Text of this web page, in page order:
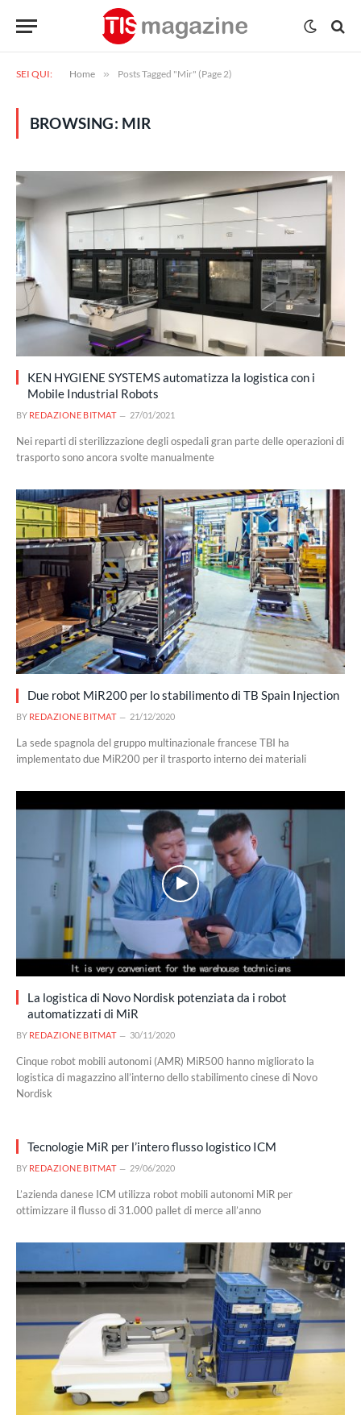
SEI QUI: Home » Posts Tagged "Mir" (Page 2)
BROWSING: MIR
KEN HYGIENE SYSTEMS automatizza la logistica con i
Mobile Industrial Robots
BY REDAZIONE BITMAT 27/01/2021
Nei reparti di sterilizzazione degli ospedali gran parte delle operazioni di
trasporto sono ancora svolte manualmente
Due robot MiR200 per lo stabilimento di TB Spain Injection
BY REDAZIONE BITMAT 21/12/2020
La sede spagnola del gruppo multinazionale francese TBI ha
implementato due MiR200 per il trasporto interno dei materiali
La logistica di Novo Nordisk potenziata da i robot
automatizzati di MiR
BY REDAZIONE BITMAT 30/11/2020
Cinque robot mobili autonomi (AMR) MiR500 hanno migliorato la
logistica di magazzino all’interno dello stabilimento cinese di Novo
Nordisk
Tecnologie MiR per l’intero flusso logistico ICM
BY REDAZIONE BITMAT 29/06/2020
L’azienda danese ICM utilizza robot mobili autonomi MiR per
ottimizzare il flusso di 31.000 pallet di merce all’anno